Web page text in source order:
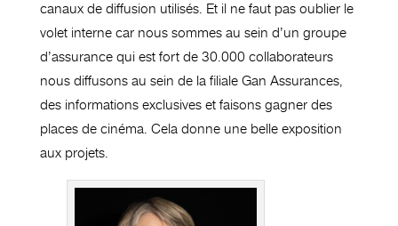
canaux de diffusion utilisés. Et il ne faut pas oublier le
volet interne car nous sommes au sein d’un groupe
d’assurance qui est fort de 30.000 collaborateurs
nous diffusons au sein de la filiale Gan Assurances,
des informations exclusives et faisons gagner des
places de cinéma. Cela donne une belle exposition
aux projets.